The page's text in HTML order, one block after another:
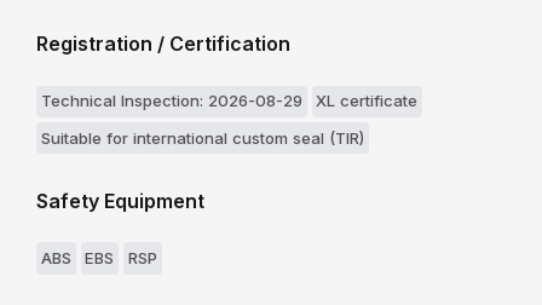
Registration / Certification
Technical Inspection: 2026-08-29
XL certificate
Suitable for international custom seal (TIR)
Safety Equipment
ABS EBS RSP